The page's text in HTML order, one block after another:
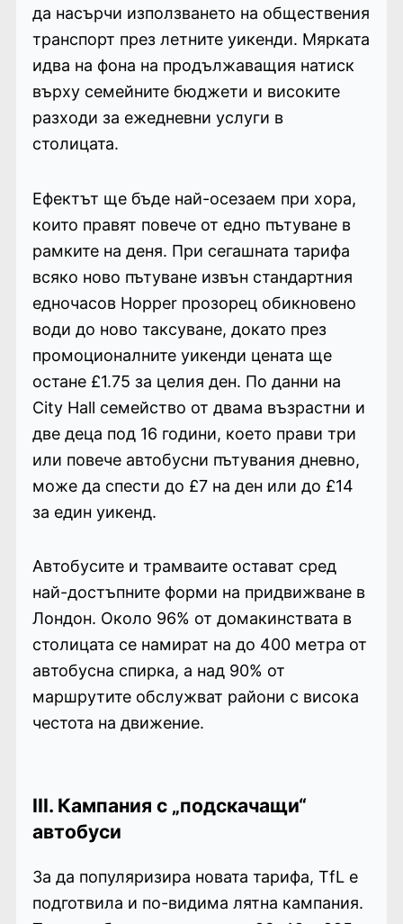
да насърчи използването на обществения
транспорт през летните уикенди. Мярката
идва на фона на продължаващия натиск
върху семейните бюджети и високите
разходи за ежедневни услуги в
столицата.
Ефектът ще бъде най-осезаем при хора,
които правят повече от едно пътуване в
рамките на деня. При сегашната тарифа
всяко ново пътуване извън стандартния
едночасов Hopper прозорец обикновено
води до ново таксуване, докато през
промоционалните уикенди цената ще
остане £1.75 за целия ден. По данни на
City Hall семейство от двама възрастни и
две деца под 16 години, което прави три
или повече автобусни пътувания дневно,
може да спести до £7 на ден или до £14
за един уикенд.
Автобусите и трамваите остават сред
най-достъпните форми на придвижване в
Лондон. Около 96% от домакинствата в
столицата се намират на до 400 метра от
автобусна спирка, а над 90% от
маршрутите обслужват райони с висока
честота на движение.
III. Кампания с „подскачащи“
автобуси
За да популяризира новата тарифа, TfL е
подготвила и по-видима лятна кампания.